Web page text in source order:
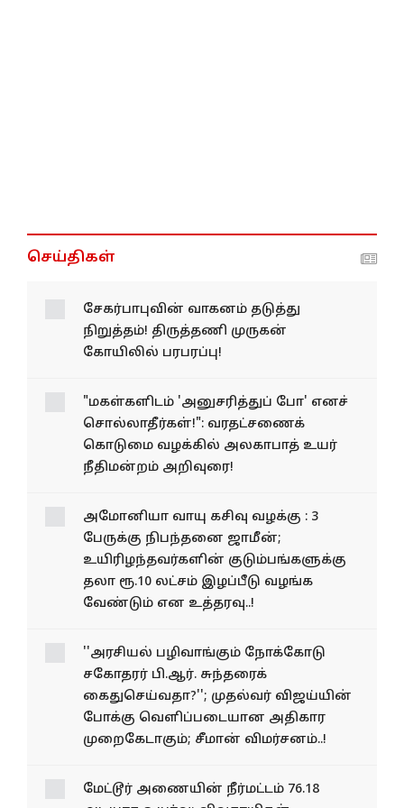
செய்திகள்
சேகர்பாபுவின் வாகனம் தடுத்து
நிறுத்தம்! திருத்தணி முருகன்
கோயிலில் பரபரப்பு!
"மகள்களிடம் 'அனுசரித்துப் போ' எனச்
சொல்லாதீர்கள்!": வரதட்சணைக்
கொடுமை வழக்கில் அலகாபாத் உயர்
நீதிமன்றம் அறிவுரை!
அமோனியா வாயு கசிவு வழக்கு : 3
பேருக்கு நிபந்தனை ஜாமீன்;
உயிரிழந்தவர்களின் குடும்பங்களுக்கு
தலா ரூ.10 லட்சம் இழப்பீடு வழங்க
வேண்டும் என உத்தரவு..!
''அரசியல் பழிவாங்கும் நோக்கோடு
சகோதரர் பி.ஆர். சுந்தரைக்
கைதுசெய்வதா?''; முதல்வர் விஜய்யின்
போக்கு வெளிப்படையான அதிகார
முறைகேடாகும்; சீமான் விமர்சனம்..!
மேட்டூர் அணையின் நீர்மட்டம் 76.18